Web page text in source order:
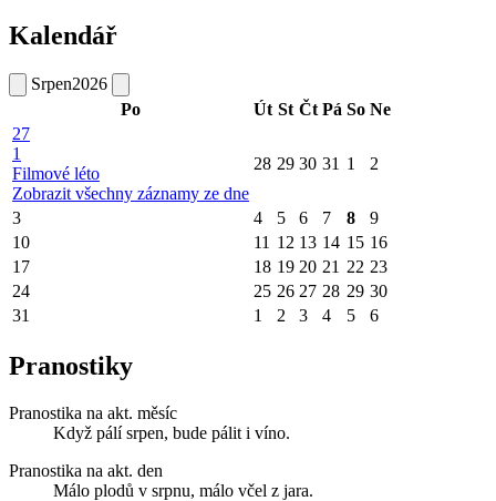
Kalendář
Srpen2026
Po
Út St Čt Pá So Ne
27
1
Filmové léto
Zobrazit všechny záznamy ze dne
28 29 30 31 1 2
3 4 5 6 7 8
9
10
11 12 13 14 15 16
17
18 19 20 21 22 23
24
25 26 27 28 29 30
31
1 2 3 4 5 6
Pranostiky
Pranostika na akt. měsíc
Když pálí srpen, bude pálit i víno.
Pranostika na akt. den
Málo plodů v srpnu, málo včel z jara.